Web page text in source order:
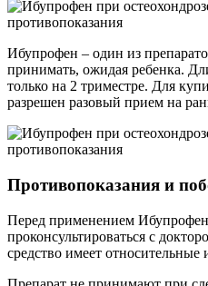
Ибупрофен – один из
принимать, ожидая ребенка.
только на 2 триместре. Для
разрешен разовый прием на
Противопоказания и
Перед применением
проконсультироваться с
средство имеет относительные